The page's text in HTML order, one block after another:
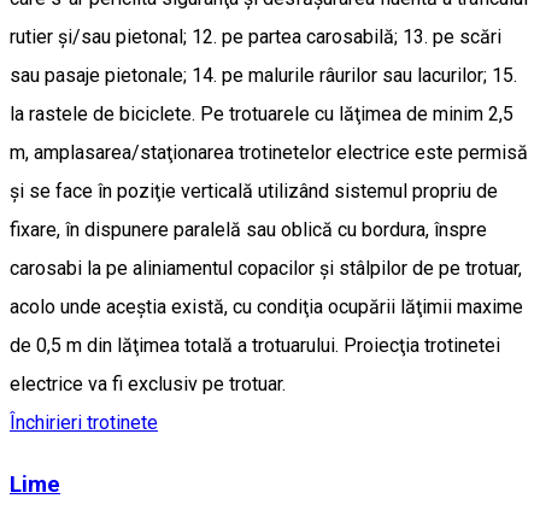
rutier şi/sau pietonal; 12. pe partea carosabilă; 13. pe scări
sau pasaje pietonale; 14. pe malurile râurilor sau lacurilor; 15.
la rastele de biciclete. Pe trotuarele cu lăţimea de minim 2,5
m, amplasarea/staţionarea trotinetelor electrice este permisă
şi se face în poziţie verticală utilizând sistemul propriu de
fixare, în dispunere paralelă sau oblică cu bordura, înspre
carosabi la pe aliniamentul copacilor şi stâlpilor de pe trotuar,
acolo unde aceştia există, cu condiţia ocupării lăţimii maxime
de 0,5 m din lăţimea totală a trotuarului. Proiecţia trotinetei
electrice va fi exclusiv pe trotuar.
Închirieri trotinete
Lime